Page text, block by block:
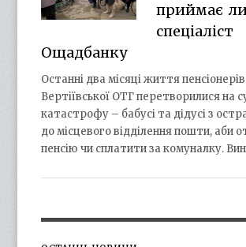
приймає
спеціаліст
Ощадбанку
Останні два місяці життя пенсіонерів
Вертіївської ОТГ перетворилися на
катастрофу – бабусі та дідусі з
до місцевого відділення пошти, аби
пенсію чи сплатити за комуналку.